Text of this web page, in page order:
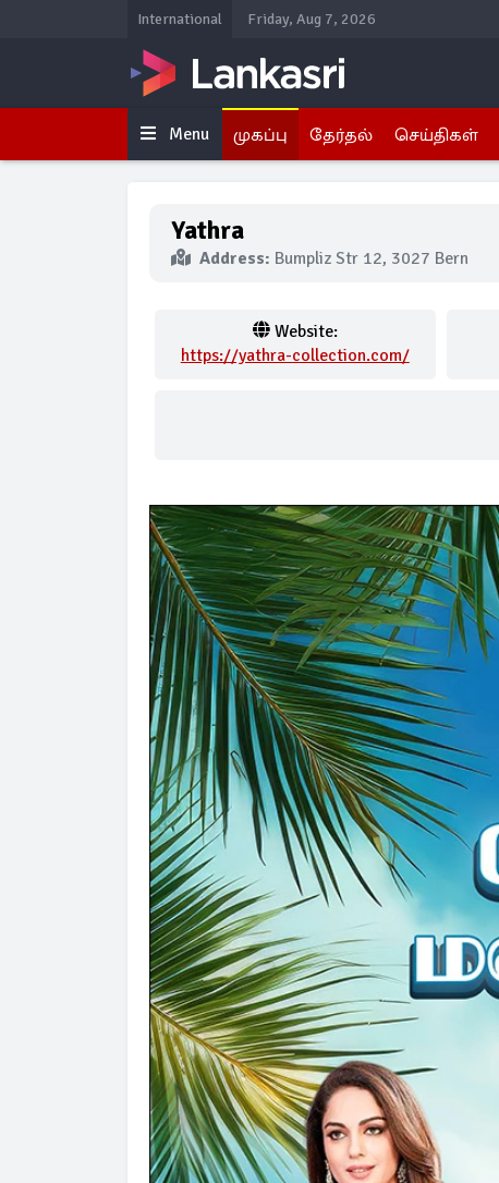
International Friday, Aug 7, 2026
Menu முகப்பு தேர்தல் செய்திகள்
Yathra
Address: Bumpliz Str 12, 3027 Bern
Website:
https://yathra-collection.com/